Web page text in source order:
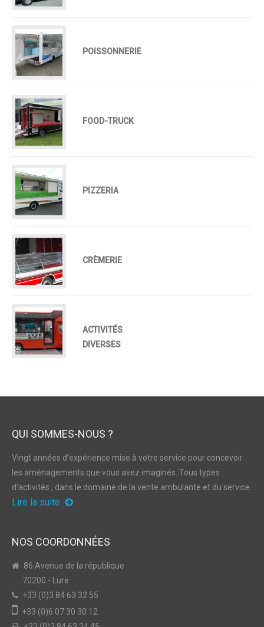
POISSONNERIE
FOOD-TRUCK
PIZZERIA
CRÈMERIE
ACTIVITÉS
DIVERSES
QUI SOMMES-NOUS ?
Vingt années d’expérience mise à votre service pour concevoir
les aménagements que vous avez imaginés. Tous types
d’activités , dans le domaine de la vente ambulante et du service.
Lire la suite
NOS COORDONNÉES
86 Avenue de la république
70200 - Lure
+33 (0)3 84 63 32 55
+33 (0)6 07 30 30 12